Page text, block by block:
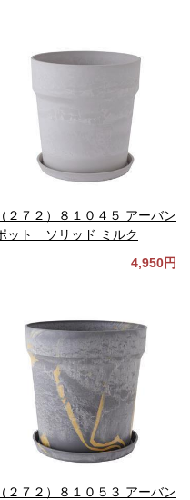
（２７２）８１０４５ アーバン
ット ソリッド ミルク
4,950円
（２７２）８１０５３ アーバン